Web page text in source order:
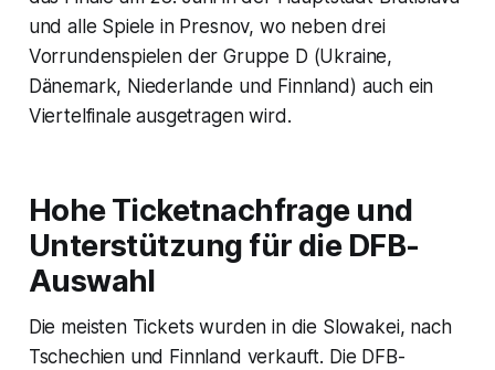
und alle Spiele in Presnov, wo neben drei
Vorrundenspielen der Gruppe D (Ukraine,
Dänemark, Niederlande und Finnland) auch ein
Viertelfinale ausgetragen wird.
Hohe Ticketnachfrage und
Unterstützung für die DFB-
Auswahl
Die meisten Tickets wurden in die Slowakei, nach
Tschechien und Finnland verkauft. Die DFB-